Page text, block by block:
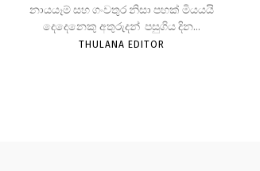
නායයෑම් සහ ගංවතුර නිසා පහක් මියයයි
දෙදෙනෙකු අතුරුදන් පසුගිය දින...
THULANA EDITOR